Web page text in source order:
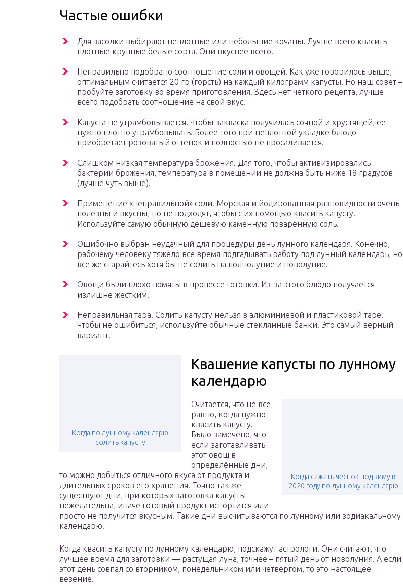
Частые ошибки
Для засолки выбирают неплотные или небольшие кочаны. Лучше всего квасить
плотные крупные белые сорта. Они вкуснее всего.
Неправильно подобрано соотношение соли и овощей. Как уже говорилось выше,
оптимальным считается 20 гр (горсть) на каждый килограмм капусты. Но наш совет –
пробуйте заготовку во время приготовления. Здесь нет четкого рецепта, лучше
всего подобрать соотношение на свой вкус.
Капуста не утрамбовывается. Чтобы закваска получилась сочной и хрустящей, ее
нужно плотно утрамбовывать. Более того при неплотной укладке блюдо
приобретает розоватый оттенок и полностью не просаливается.
Слишком низкая температура брожения. Для того, чтобы активизировались
бактерии брожения, температура в помещении не должна быть ниже 18 градусов
(лучше чуть выше).
Применение «неправильной» соли. Морская и йодированная разновидности очень
полезны и вкусны, но не подходят, чтобы с их помощью квасить капусту.
Используйте самую обычную дешевую каменную поваренную соль.
Ошибочно выбран неудачный для процедуры день лунного календаря. Конечно,
рабочему человеку тяжело все время подгадывать работу под лунный календарь, но
все же старайтесь хотя бы не солить на полнолуние и новолуние.
Овощи были плохо помяты в процессе готовки. Из-за этого блюдо получается
излишне жестким.
Неправильная тара. Солить капусту нельзя в алюминиевой и пластиковой таре.
Чтобы не ошибиться, используйте обычные стеклянные банки. Это самый верный
вариант.
Когда по лунному календарю
солить капусту
Квашение капусты по лунному
календарю
Когда сажать чеснок под зиму в
2020 году по лунному календарю
Считается, что не все
равно, когда нужно
квасить капусту.
Было замечено, что
если заготавливать
этот овощ в
определённые дни,
то можно добиться отличного вкуса от продукта и
длительных сроков его хранения. Точно так же
существуют дни, при которых заготовка капусты
нежелательна, иначе готовый продукт испортится или
просто не получится вкусным. Такие дни высчитываются по лунному или зодиакальному
календарю.
Когда квасить капусту по лунному календарю, подскажут астрологи. Они считают, что
лучшее время для заготовки — растущая луна, точнее – пятый день от новолуния. А если
этот день совпал со вторником, понедельником или четвергом, то это настоящее
везение.